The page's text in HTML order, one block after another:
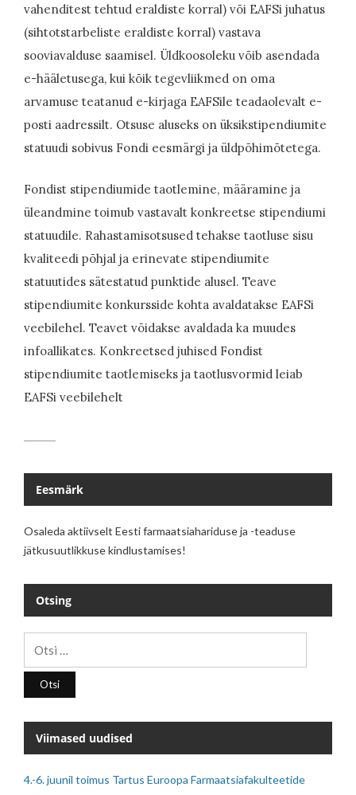
vahenditest tehtud eraldiste korral) või EAFSi juhatus
(sihtotstarbeliste eraldiste korral) vastava
sooviavalduse saamisel. Üldkoosoleku võib asendada
e-hääletusega, kui kõik tegevliikmed on oma
arvamuse teatanud e-kirjaga EAFSile teadaolevalt e-
posti aadressilt. Otsuse aluseks on üksikstipendiumite
statuudi sobivus Fondi eesmärgi ja üldpõhimõtetega.
Fondist stipendiumide taotlemine, määramine ja
üleandmine toimub vastavalt konkreetse stipendiumi
statuudile. Rahastamisotsused tehakse taotluse sisu
kvaliteedi põhjal ja erinevate stipendiumite
statuutides sätestatud punktide alusel. Teave
stipendiumite konkursside kohta avaldatakse EAFSi
veebilehel. Teavet võidakse avaldada ka muudes
infoallikates. Konkreetsed juhised Fondist
stipendiumite taotlemiseks ja taotlusvormid leiab
EAFSi veebilehelt
Eesmärk
Osaleda aktiivselt Eesti farmaatsiahariduse ja -teaduse
jätkusuutlikkuse kindlustamises!
Otsing
Viimased uudised
4.-6. juunil toimus Tartus Euroopa Farmaatsiafakulteetide